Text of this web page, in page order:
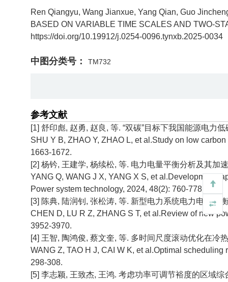
Ren Qiangyu, Wang Jianxue, Yang Qian, Guo
BASED ON VARIABLE TIME SCALES AND TWO-
https://doi.org/10.19912/j.0254-0096.tynxb.2025-0034
中图分类号： TM732
参考文献
[1] 舒印彪, 赵勇, 赵良, 等. “双碳”目标下我国能源电力
SHU Y B, ZHAO Y, ZHAO L, et al.Study on low
1663-1672.
[2] 杨钤, 王建学, 杨续松, 等. 电力电量平衡分析及其加
YANG Q, WANG J X, YANG X S, et al.Development,
Power system technology, 2024, 48(2): 760-778.
[3] 陈典, 陆润钊, 张松涛, 等. 新型电力系统电力电量平
CHEN D, LU R Z, ZHANG S T, et al.Review of new
3952-3970.
[4] 王智, 陶鸿俊, 蔡文奎, 等. 多时间尺度滚动优化在冷
WANG Z, TAO H J, CAI W K, et al.Optimal
298-308.
[5] 李志颖, 王致杰, 王鸿. 考虑功率可调节裕度的区域